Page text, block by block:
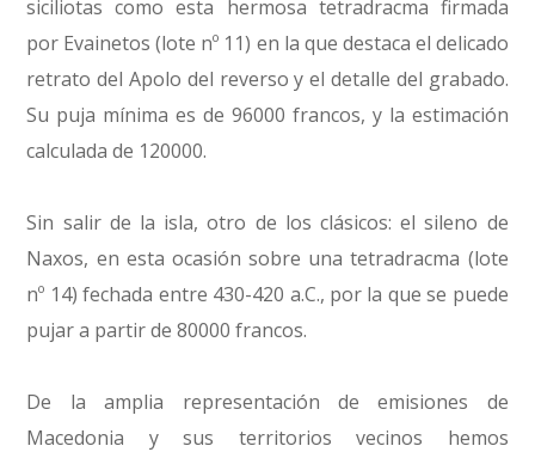
siciliotas como esta hermosa tetradracma firmada
por Evainetos (lote nº 11) en la que destaca el delicado
retrato del Apolo del reverso y el detalle del grabado.
Su puja mínima es de 96000 francos, y la estimación
calculada de 120000.
Sin salir de la isla, otro de los clásicos: el sileno de
Naxos, en esta ocasión sobre una tetradracma (lote
nº 14) fechada entre 430-420 a.C., por la que se puede
pujar a partir de 80000 francos.
De la amplia representación de emisiones de
Macedonia y sus territorios vecinos hemos